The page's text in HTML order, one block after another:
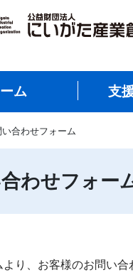
ム 支
い合わせフォーム
わせフォー
り、お客様のお問い合